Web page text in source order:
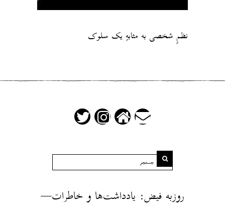
نظمِ شخصی به مثابهِ یک سلوک
روزبه فیض: یادداشت‌ها و خاطرات—